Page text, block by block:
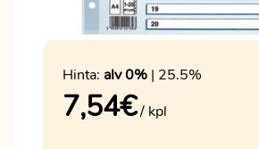
Hinta: alv 0% | 25.5%
7,54€/ kpl